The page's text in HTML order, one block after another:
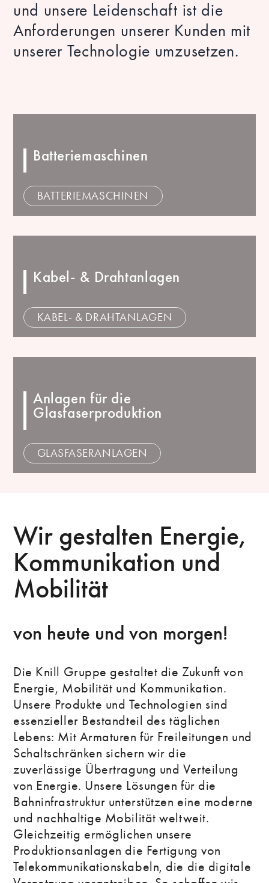
und unsere Leidenschaft ist die
Anforderungen unserer Kunden mit
unserer Technologie umzusetzen.
Batteriemaschinen
BATTERIEMASCHINEN
Kabel- & Drahtanlagen
KABEL- & DRAHTANLAGEN
Anlagen für die
Glasfaserproduktion
GLASFASERANLAGEN
Wir gestalten Energie,
Kommunikation und
Mobilität
von heute und von morgen!
Die Knill Gruppe gestaltet die Zukunft von
Energie, Mobilität und Kommunikation.
Unsere Produkte und Technologien sind
essenzieller Bestandteil des täglichen
Lebens: Mit Armaturen für Freileitungen und
Schaltschränken sichern wir die
zuverlässige Übertragung und Verteilung
von Energie. Unsere Lösungen für die
Bahninfrastruktur unterstützen eine moderne
und nachhaltige Mobilität weltweit.
Gleichzeitig ermöglichen unsere
Produktionsanlagen die Fertigung von
Telekommunikationskabeln, die die digitale